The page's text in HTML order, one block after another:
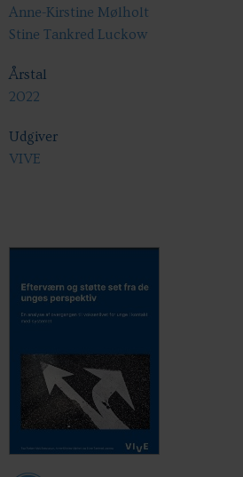
Anne-Kirstine Mølholt
Stine Tankred Luckow
Årstal
2022
Udgiver
VIVE